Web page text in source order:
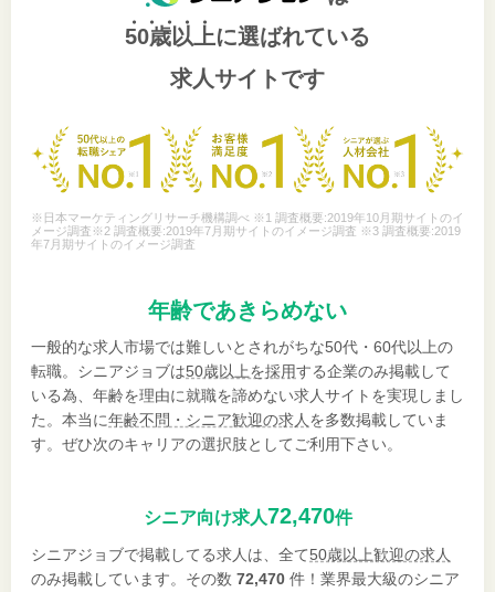
50歳以上に選ばれている
求人サイトです
※日本マーケティングリサーチ機構調べ ※1 調査概要:2019年10月期サイトのイ
メージ調査※2 調査概要:2019年7月期サイトのイメージ調査 ※3 調査概要:2019
年7月期サイトのイメージ調査
年齢であきらめない
一般的な求人市場では難しいとされがちな50代・60代以上の
転職。シニアジョブは50歳以上を採用する企業のみ掲載して
いる為、年齢を理由に就職を諦めない求人サイトを実現しまし
た。本当に年齢不問・シニア歓迎の求人 を多数掲載していま
す。ぜひ次のキャリアの選択肢としてご利用下さい。
シニア向け求人72,470件
シニアジョブで掲載してる求人は、全て50歳以上歓迎の求人
のみ掲載しています。その数 72,470 件！業界最大級のシニア